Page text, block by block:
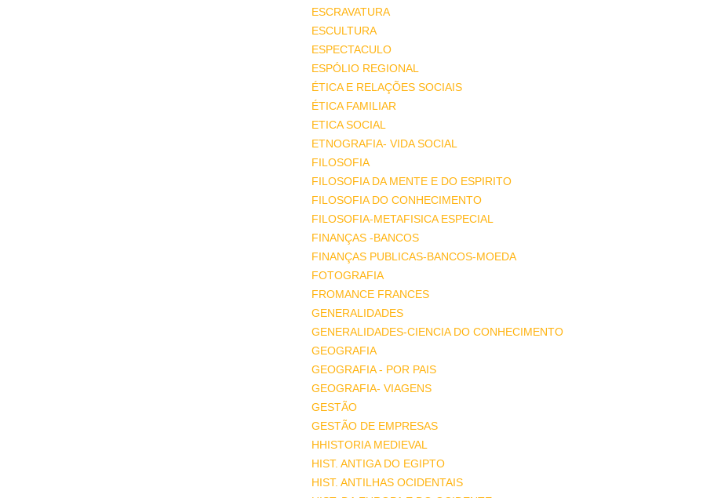
ESCRAVATURA
ESCULTURA
ESPECTACULO
ESPÓLIO REGIONAL
ÉTICA E RELAÇÕES SOCIAIS
ÉTICA FAMILIAR
ETICA SOCIAL
ETNOGRAFIA- VIDA SOCIAL
FILOSOFIA
FILOSOFIA DA MENTE E DO ESPIRITO
FILOSOFIA DO CONHECIMENTO
FILOSOFIA-METAFISICA ESPECIAL
FINANÇAS -BANCOS
FINANÇAS PUBLICAS-BANCOS-MOEDA
FOTOGRAFIA
FROMANCE FRANCES
GENERALIDADES
GENERALIDADES-CIENCIA DO CONHECIMENTO
GEOGRAFIA
GEOGRAFIA - POR PAIS
GEOGRAFIA- VIAGENS
GESTÃO
GESTÃO DE EMPRESAS
HHISTORIA MEDIEVAL
HIST. ANTIGA DO EGIPTO
HIST. ANTILHAS OCIDENTAIS